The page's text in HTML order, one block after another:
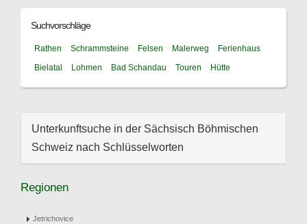
Suchvorschläge
Rathen Schrammsteine Felsen Malerweg
Ferienhaus
Bielatal
Lohmen Bad Schandau Touren Hütte
Unterkunftsuche in der Sächsisch Böhmischen
Schweiz nach Schlüsselworten
Regionen
Jetrichovice